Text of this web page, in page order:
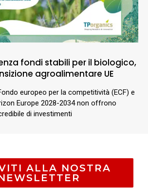
fondi stabili per il biologico,
agroalimentare UE
europeo per la competitività (ECF) e
Europe 2028-2034 non offrono
di investimenti
ALLA NOSTRA